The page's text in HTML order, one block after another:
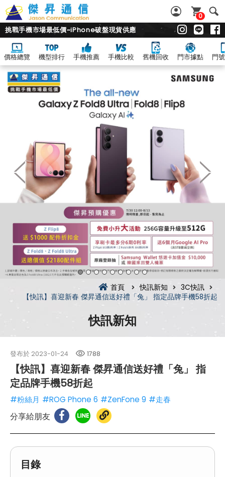
0
挑戰手機市場最低價~iPhone破盤現貨供應
價格總覽 機型排行 手機推薦 手機比較 舊機回收 門市據點 門
首頁 快訊新知
3C快訊
【快訊】喜迎新春 傑昇通信送好禮「兔」 指定品牌手機58折起
快訊新知
發布於 2023-01-24 1788
【快訊】喜迎新春 傑昇通信送好禮「兔」 指
定品牌手機58折起
#粉絲月 #ROG Phone 6 #ZenFone 9 #走春
分享給朋友
目錄